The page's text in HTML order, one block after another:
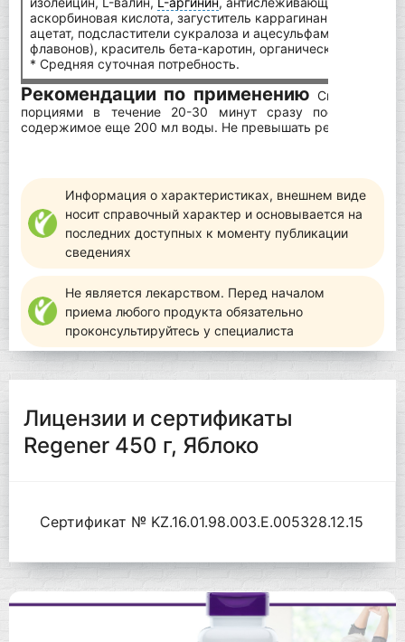
аскорбиновая кислота, загуститель каррагинан, хлорид
ацетат, подсластители сукралоза и ацесульфам К,
флавонов), краситель бета-каротин, органически
* Средняя суточная потребность.
Рекомендации по применению Смешать 75
порциями в течение 20-30 минут сразу после
содержимое еще 200 мл воды. Не превышать
Информация о характеристиках, внешнем виде
носит справочный характер и основывается на
последних доступных к моменту публикации
сведениях
Не является лекарством. Перед началом
приема любого продукта обязательно
проконсультируйтесь у специалиста
Лицензии и сертификаты
Regener 450 г, Яблоко
Сертификат № KZ.16.01.98.003.Е.005328.12.15